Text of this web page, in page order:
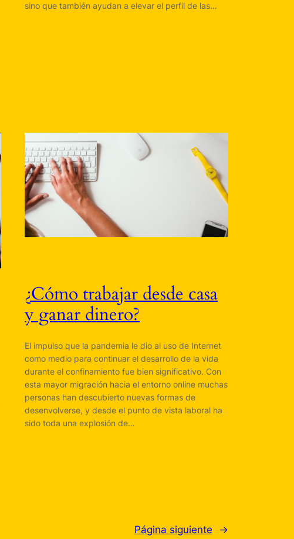
sino que también ayudan a elevar el perfil de las…
¿Cómo trabajar desde casa
y ganar dinero?
El impulso que la pandemia le dio al uso de Internet
como medio para continuar el desarrollo de la vida
durante el confinamiento fue bien significativo. Con
esta mayor migración hacia el entorno online muchas
personas han descubierto nuevas formas de
desenvolverse, y desde el punto de vista laboral ha
sido toda una explosión de…
Página siguiente →